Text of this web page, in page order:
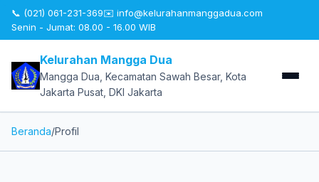
📞 (021) 061-231-369✉️ info@kelurahanmanggadua.com
Senin - Jumat: 08.00 - 16.00 WIB
Kelurahan Mangga Dua
Mangga Dua, Kecamatan Sawah Besar, Kota
Jakarta Pusat, DKI Jakarta
Beranda/Profil